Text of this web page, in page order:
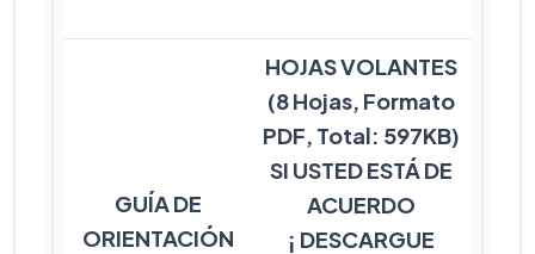
GUÍA DE
ORIENTACIÓN
HOJAS VOLANTES
(8 Hojas, Formato
PDF, Total: 597KB)
SI USTED ESTÁ DE
ACUERDO
¡ DESCARGUE